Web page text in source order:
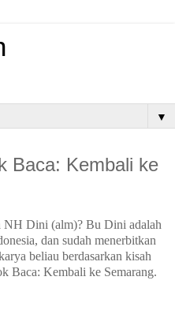
▼
Baca: Kembali ke
NH Dini (alm)? Bu Dini adalah
dan sudah menerbitkan
beliau berdasarkan kisah
Baca: Kembali ke Semarang.